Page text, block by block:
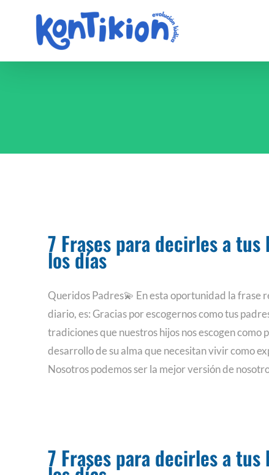
contenido
7 Frases para decirles a
los días
Queridos Padres💫 En esta oportunidad la frase
diario, es: Gracias por escogernos como tus
tradiciones que nuestros hijos nos escogen como
desarrollo de su alma que necesitan vivir como
Nosotros podemos ser la mejor versión de
7 Frases para decirles a